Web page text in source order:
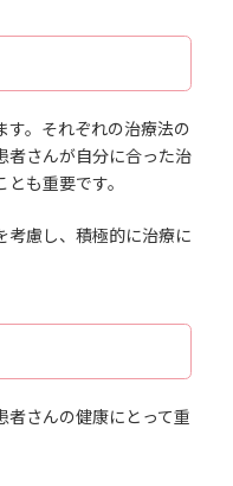
す。それぞれの治療法の
者さんが自分に合った治
も重要です。
考慮し、積極的に治療に
者さんの健康にとって重